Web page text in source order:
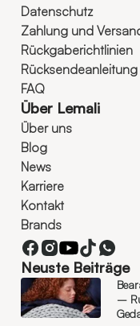
Datenschutz
Zahlung und
Rückgaberichtlinien
Rücksendeanleitung
FAQ
Über Lemali
Über uns
Blog
News
Karriere
Kontakt
Brands
Neuste Beiträge
–